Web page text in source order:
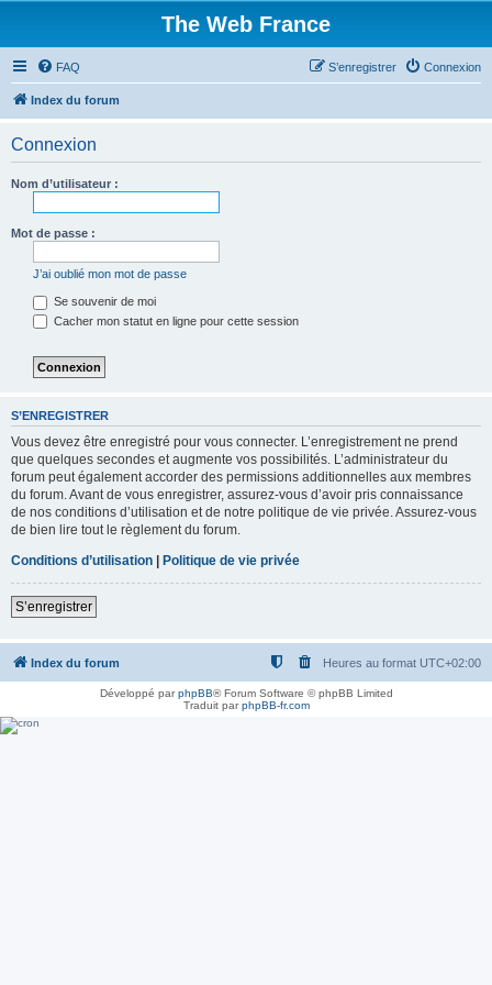
The Web France
FAQ Connexion
S’enregistrer
Index du forum
Connexion
Nom d’utilisateur :
Mot de passe :
J’ai oublié mon mot de passe
Se souvenir de moi
Cacher mon statut en ligne pour cette session
S’ENREGISTRER
Vous devez être enregistré pour vous connecter. L’enregistrement ne prend
que quelques secondes et augmente vos possibilités. L’administrateur du
forum peut également accorder des permissions additionnelles aux membres
du forum. Avant de vous enregistrer, assurez-vous d’avoir pris connaissance
de nos conditions d’utilisation et de notre politique de vie privée. Assurez-vous
de bien lire tout le règlement du forum.
Conditions d’utilisation | Politique de vie privée
S’enregistrer
Index du forum Heures au format UTC+02:00
Développé parphpBB® Forum Software © phpBB Limited
Traduit parphpBB-fr.com